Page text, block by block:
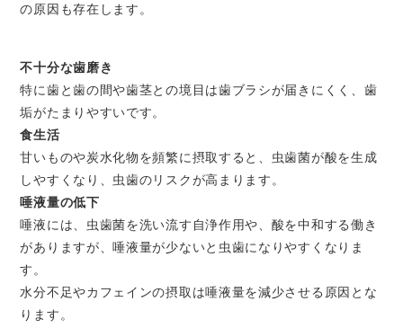
の原因も存在します。
不十分な歯磨き
特に歯と歯の間や歯茎との境目は歯ブラシが届きにくく、歯
垢がたまりやすいです。
食生活
甘いものや炭水化物を頻繁に摂取すると、虫歯菌が酸を生成
しやすくなり、虫歯のリスクが高まります。
唾液量の低下
唾液には、虫歯菌を洗い流す自浄作用や、酸を中和する働き
がありますが、唾液量が少ないと虫歯になりやすくなりま
す。
水分不足やカフェインの摂取は唾液量を減少させる原因とな
ります。